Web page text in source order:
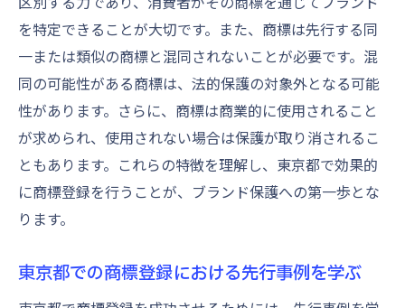
を特定できることが大切です。また、商標は先行する同
一または類似の商標と混同されないことが必要です。混
同の可能性がある商標は、法的保護の対象外となる可能
性があります。さらに、商標は商業的に使用されること
が求められ、使用されない場合は保護が取り消されるこ
ともあります。これらの特徴を理解し、東京都で効果的
に商標登録を行うことが、ブランド保護への第一歩とな
ります。
東京都での商標登録における先行事例を学ぶ